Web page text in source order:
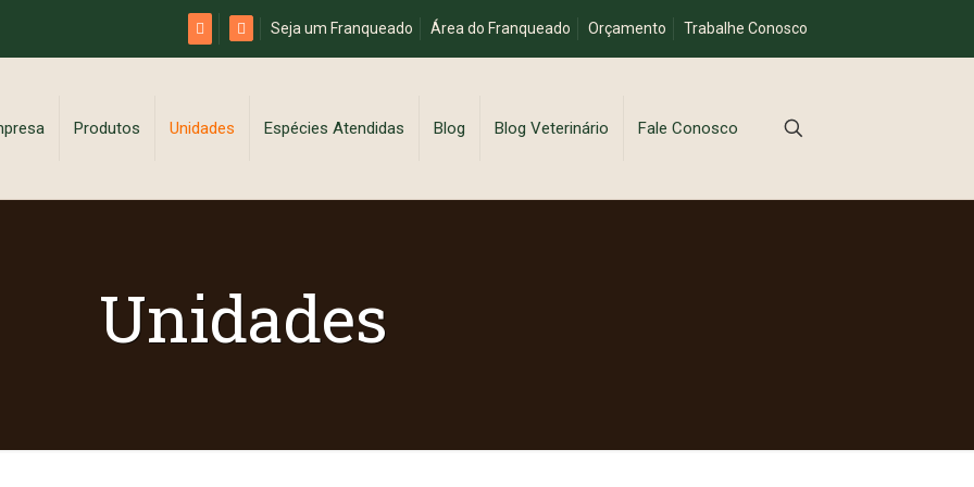
Seja um Franqueado Área do Franqueado Orçamento Trabalhe Conosco
Produtos Unidades Espécies Atendidas Blog Blog Veterinário Fale Conosco
Unidades